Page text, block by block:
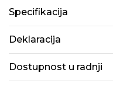
Specifikacija
Deklaracija
Dostupnost u radnji